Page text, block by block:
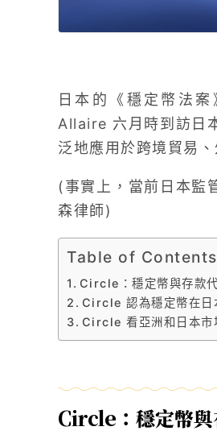
日本的《穩定幣法
Allaire 六月時到訪日
泛地應用於跨境貿易
(事實上，當前日本監
森律師)
Table of Contents
Circle：穩定幣與存款
Circle 認為穩定幣在日
Circle 看亞洲和日本市
Circle：穩定幣